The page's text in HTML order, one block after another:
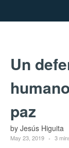
Un
paz
by Jesús Higuita
May 23, 2019 3